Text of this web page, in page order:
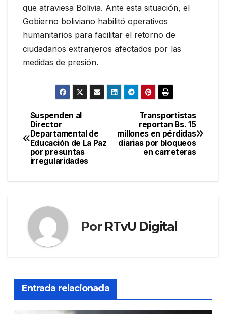
que atraviesa Bolivia. Ante esta situación, el
Gobierno boliviano habilitó operativos
humanitarios para facilitar el retorno de
ciudadanos extranjeros afectados por las
medidas de presión.
Navegación
de
entradas
Transportistas
reportan Bs. 15
millones en pérdidas
diarias por bloqueos
en carreteras
Suspenden al
Director
Departamental de
Educación de La Paz
por presuntas
irregularidades
Por RTvU Digital
Entrada relacionada